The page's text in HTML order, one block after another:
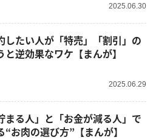
2025.06.30
したい人が「特売」「割引」の
と逆効果なワケ【まんが】
2025.06.29
まる人」と「お金が減る人」で
“お肉の選び方”【まんが】